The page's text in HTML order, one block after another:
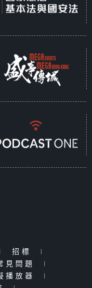
招標
|
見問題
|
播放器
|